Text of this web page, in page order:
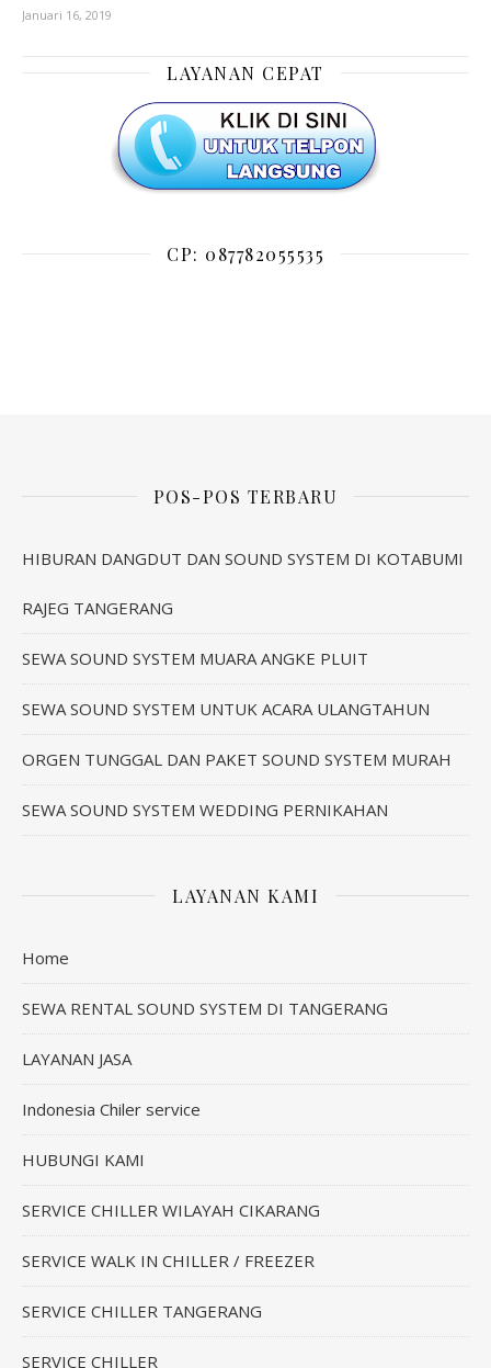
Januari 16, 2019
LAYANAN CEPAT
CP: 087782055535
POS-POS TERBARU
HIBURAN DANGDUT DAN SOUND SYSTEM DI KOTABUMI
RAJEG TANGERANG
SEWA SOUND SYSTEM MUARA ANGKE PLUIT
SEWA SOUND SYSTEM UNTUK ACARA ULANGTAHUN
ORGEN TUNGGAL DAN PAKET SOUND SYSTEM MURAH
SEWA SOUND SYSTEM WEDDING PERNIKAHAN
LAYANAN KAMI
Home
SEWA RENTAL SOUND SYSTEM DI TANGERANG
LAYANAN JASA
Indonesia Chiler service
HUBUNGI KAMI
SERVICE CHILLER WILAYAH CIKARANG
SERVICE WALK IN CHILLER / FREEZER
SERVICE CHILLER TANGERANG
SERVICE CHILLER